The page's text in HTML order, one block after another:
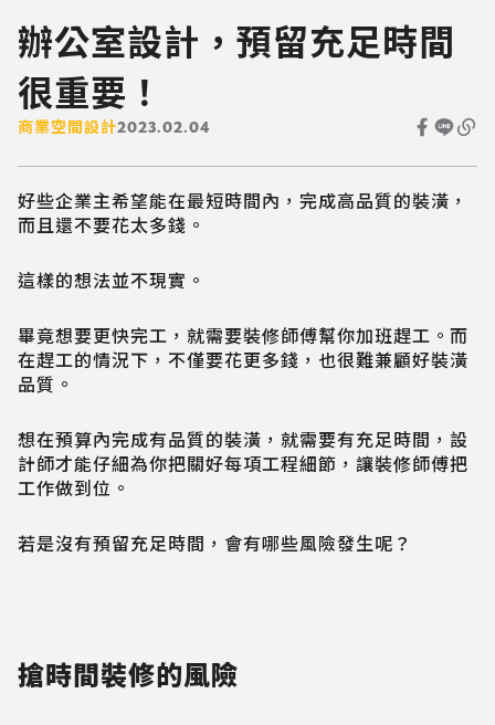
辦公室設計，預留充足時間
很重要！
商業空間設計2023.02.04
好些企業主希望能在最短時間內，完成高品質的裝潢，
而且還不要花太多錢。
這樣的想法並不現實。
畢竟想要更快完工，就需要裝修師傅幫你加班趕工。而
在趕工的情況下，不僅要花更多錢，也很難兼顧好裝潢
品質。
想在預算內完成有品質的裝潢，就需要有充足時間，設
計師才能仔細為你把關好每項工程細節，讓裝修師傅把
工作做到位。
若是沒有預留充足時間，會有哪些風險發生呢？
搶時間裝修的風險